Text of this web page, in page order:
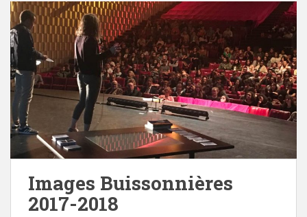
Images Buissonnières
2017-2018